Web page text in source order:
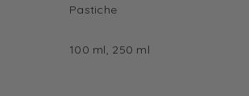
Pastiche
100 ml, 250 ml